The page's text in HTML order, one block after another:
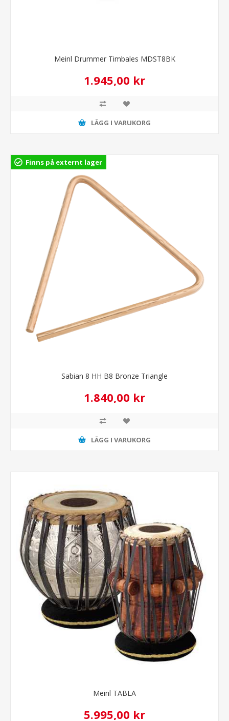
Meinl Drummer Timbales MDST8BK
1.945,00 kr
LÄGG I VARUKORG
Finns på externt lager
Sabian 8 HH B8 Bronze Triangle
1.840,00 kr
LÄGG I VARUKORG
Meinl TABLA
5.995,00 kr